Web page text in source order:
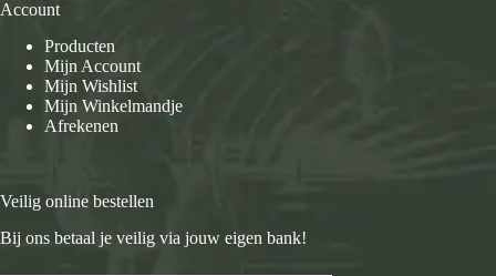
Account
Producten
Mijn Account
Mijn Wishlist
Mijn Winkelmandje
Afrekenen
Veilig online bestellen
Bij ons betaal je veilig via jouw eigen bank!